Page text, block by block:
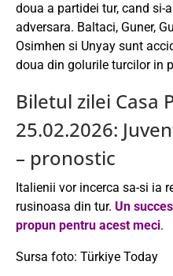
doua a partidei tur, cand si-
adversara. Baltaci, Guner,
Osimhen si Unyay sunt
doua din golurile turcilor in
Biletul zilei Casa
25.02.2026:
– pronostic
Italienii vor incerca sa-si ia
rusinoasa din tur. Un
propun pentru acest meci.
Sursa foto: Türkiye Today